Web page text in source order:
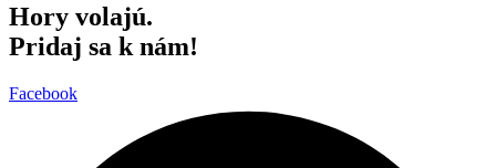
Hory volajú.
Pridaj sa k nám!
Facebook